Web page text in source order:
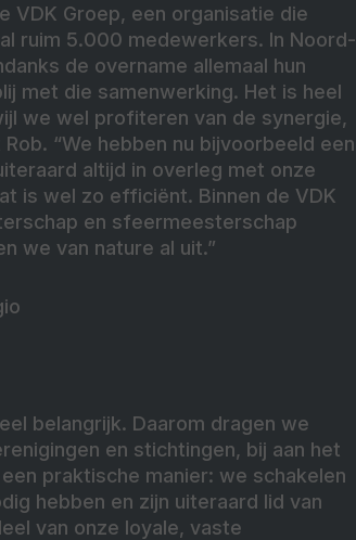
VDK Groep, een organisatie die
ruim 5.000 medewerkers. In Noord-
de overname allemaal hun
met die samenwerking. Het is heel
we wel profiteren van de synergie,
“We hebben nu bijvoorbeeld een
altijd in overleg met onze
is wel zo efficiënt. Binnen de VDK
en sfeermeesterschap
we van nature al uit.”
belangrijk. Daarom dragen we
en stichtingen, bij aan het
praktische manier: we schakelen
hebben en zijn uiteraard lid van
van onze loyale, vaste